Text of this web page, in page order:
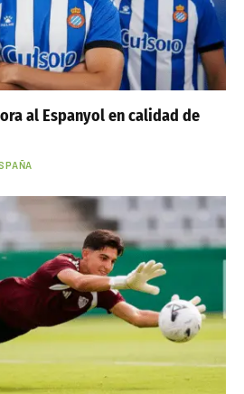
al Espanyol en calidad de